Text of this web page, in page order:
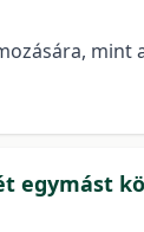
mint
egymást